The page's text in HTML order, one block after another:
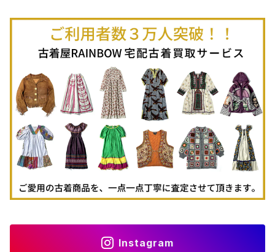
古着長袖ポロシャツ
古着スウェット
古着パーカー
古着タンクトップ
古着羽織り
Instagram